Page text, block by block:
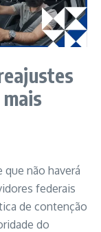
que não haverá
federais
de contenção
do